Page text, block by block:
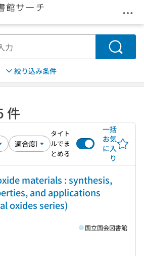
メ
検索
絞り込み条件
件
タイト
ルでま
とめる
一括
お気
に入
り
materials : synthesis,
and applications
oxides series)
国立国会図書館